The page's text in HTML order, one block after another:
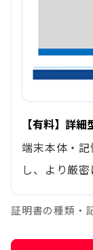
【有料】詳
端末本体・
し、より厳密
証明書の種類・